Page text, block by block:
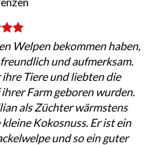
Welpen bekommen haben,
und aufmerksam.
Tiere und liebten die
Farm geboren wurden.
als Züchter wärmstens
Kokosnuss. Er ist ein
und so ein guter